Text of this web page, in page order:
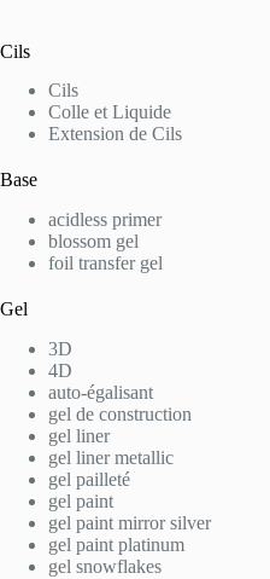
Cils
Cils
Colle et Liquide
Extension de Cils
Base
acidless primer
blossom gel
foil transfer gel
Gel
3D
4D
auto-égalisant
gel de construction
gel liner
gel liner metallic
gel pailleté
gel paint
gel paint mirror silver
gel paint platinum
gel snowflakes